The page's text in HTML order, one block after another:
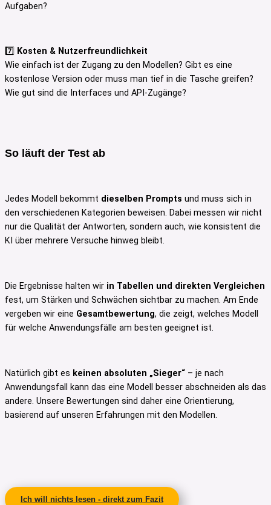
Aufgaben?
7️⃣ Kosten & Nutzerfreundlichkeit
Wie einfach ist der Zugang zu den Modellen? Gibt es eine
kostenlose Version oder muss man tief in die Tasche greifen?
Wie gut sind die Interfaces und API-Zugänge?
So läuft der Test ab
Jedes Modell bekommt dieselben Prompts und muss sich in
den verschiedenen Kategorien beweisen. Dabei messen wir nicht
nur die Qualität der Antworten, sondern auch, wie konsistent die
KI über mehrere Versuche hinweg bleibt.
Die Ergebnisse halten wir in Tabellen und direkten Vergleichen
fest, um Stärken und Schwächen sichtbar zu machen. Am Ende
vergeben wir eine Gesamtbewertung, die zeigt, welches Modell
für welche Anwendungsfälle am besten geeignet ist.
Natürlich gibt es keinen absoluten „Sieger“ – je nach
Anwendungsfall kann das eine Modell besser abschneiden als das
andere. Unsere Bewertungen sind daher eine Orientierung,
basierend auf unseren Erfahrungen mit den Modellen.
Ich will nichts lesen - direkt zum Fazit